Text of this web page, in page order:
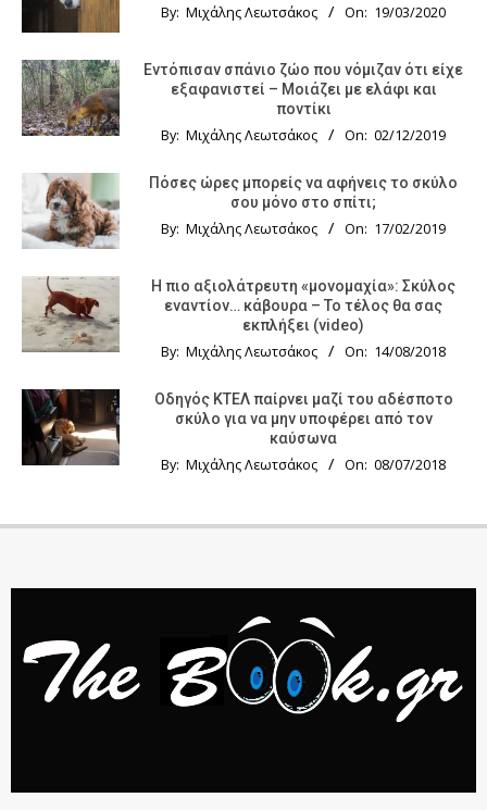
By: Μιχάλης Λεωτσάκος On: 19/03/2020
Εντόπισαν σπάνιο ζώο που νόμιζαν ότι είχε
εξαφανιστεί – Μοιάζει με ελάφι και
ποντίκι
By: Μιχάλης Λεωτσάκος On: 02/12/2019
Πόσες ώρες μπορείς να αφήνεις το σκύλο
σου μόνο στο σπίτι;
By: Μιχάλης Λεωτσάκος On: 17/02/2019
Η πιο αξιολάτρευτη «μονομαχία»: Σκύλος
εναντίον… κάβουρα – Το τέλος θα σας
εκπλήξει (video)
By: Μιχάλης Λεωτσάκος On: 14/08/2018
Οδηγός KTΕΛ παίρνει μαζί του αδέσποτο
σκύλο για να μην υποφέρει από τον
καύσωνα
By: Μιχάλης Λεωτσάκος On: 08/07/2018